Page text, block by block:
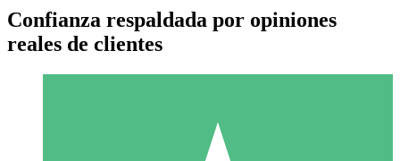
Confianza respaldada por opiniones
reales de clientes